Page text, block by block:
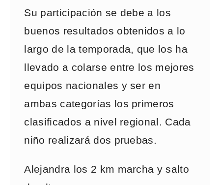
Su participación se debe a los
buenos resultados obtenidos a lo
largo de la temporada, que los ha
llevado a colarse entre los mejores
equipos nacionales y ser en
ambas categorías los primeros
clasificados a nivel regional. Cada
niño realizará dos pruebas.
Alejandra los 2 km marcha y salto